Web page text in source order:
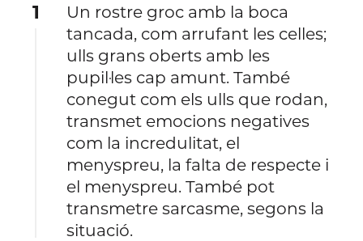
1
Un rostre groc amb la boca
tancada, com arrufant les celles;
ulls grans oberts amb les
pupil·les cap amunt. També
conegut com els ulls que rodan,
transmet emocions negatives
com la incredulitat, el
menyspreu, la falta de respecte i
el menyspreu. També pot
transmetre sarcasme, segons la
situació.